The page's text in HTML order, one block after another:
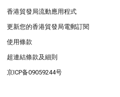
香港貿發局流動應用程式
更新您的香港貿發局電郵訂閱
使用條款
超連結條款及細則
京ICP备09059244号